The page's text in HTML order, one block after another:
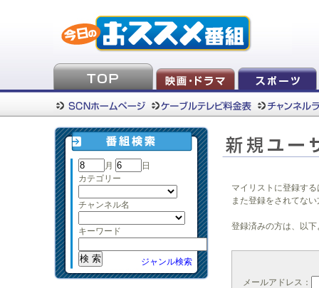
月
日
カテゴリー
チャンネル名
キーワード
ジャンル検索
マイリストに登録す
また登録をされてな
登録済みの方は、以
メールアドレス：